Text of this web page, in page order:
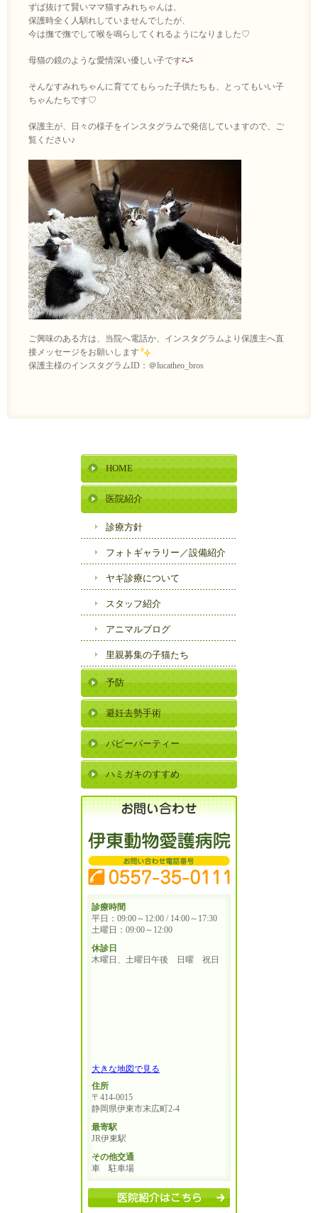
ずば抜けて賢いママ猫すみれちゃんは、
保護時全く人馴れしていませんでしたが、
今は撫で撫でして喉を鳴らしてくれるようになりました♡
母猫の鏡のような愛情深い優しい子です
そんなすみれちゃんに育ててもらった子供たちも、とってもいい子
ちゃんたちです♡
保護主が、日々の様子をインスタグラムで発信していますので、ご
覧ください♪
ご興味のある方は、当院へ電話か、インスタグラムより保護主へ直
接メッセージをお願いします
保護主様のインスタグラムID：＠lucatheo_bros
HOME
医院紹介
診療方針
フォトギャラリー／設備紹介
ヤギ診療について
スタッフ紹介
アニマルブログ
里親募集の子猫たち
予防
避妊去勢手術
パピーパーティー
ハミガキのすすめ
診療時間
平日：09:00～12:00 / 14:00～17:30
土曜日：09:00～12:00
休診日
木曜日、土曜日午後 日曜 祝日
大きな地図で見る
住所
〒414-0015
静岡県伊東市末広町2-4
最寄駅
JR伊東駅
その他交通
車 駐車場